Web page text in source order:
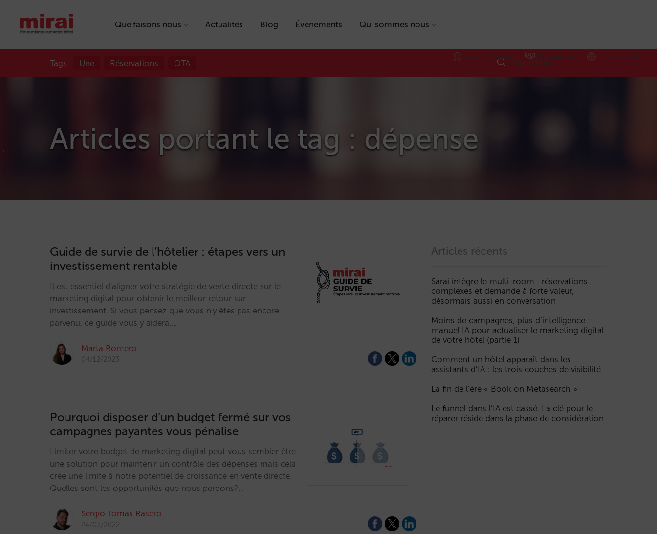
Que faisons nous Actualités Blog Évènements Qui sommes nous
Accès Hôteliers Partnerships International
Tags: Une Réservations OTA
Articles portant le tag : dépense
Guide de survie de l’hôtelier : étapes vers un
investissement rentable
Il est essentiel d'aligner votre stratégie de vente directe sur le
marketing digital pour obtenir le meilleur retour sur
investissement. Si vous pensez que vous n'y êtes pas encore
parvenu, ce guide vous y aidera.…
Marta Romero
04/12/2023
Pourquoi disposer d’un budget fermé sur vos
campagnes payantes vous pénalise
Limiter votre budget de marketing digital peut vous sembler être
une solution pour maintenir un contrôle des dépenses mais cela
crée une limite à notre potentiel de croissance en vente directe.
Quelles sont les opportunités que nous perdons?…
Sergio Tomas Rasero
24/03/2022
Articles récents
Sarai intègre le multi-room : réservations
complexes et demande à forte valeur,
désormais aussi en conversation
Moins de campagnes, plus d’intelligence :
manuel IA pour actualiser le marketing digital
de votre hôtel (partie 1)
Comment un hôtel apparaît dans les
assistants d’IA : les trois couches de visibilité
La fin de l’ère « Book on Metasearch »
Le funnel dans l’IA est cassé. La clé pour le
réparer réside dans la phase de considération